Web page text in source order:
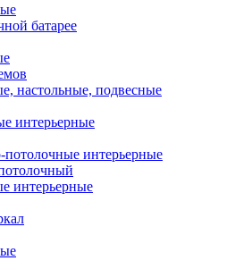
батарее
настольные, подвесные
интерьерные
интерьерные
интерьерные